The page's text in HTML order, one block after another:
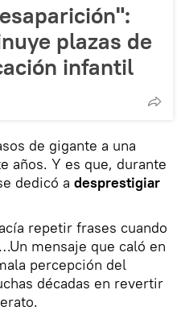
plazas de
infantil
de gigante a una
años. Y es que, durante
dedicó a desprestigiar
repetir frases cuando
mensaje que caló en
percepción del
décadas en revertir